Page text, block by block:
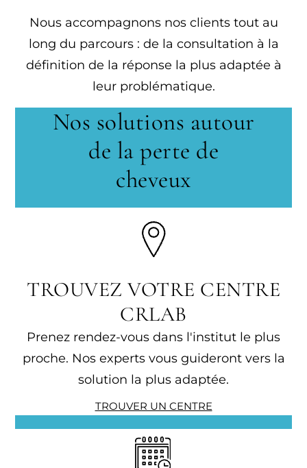
Nous accompagnons nos clients tout au
long du parcours : de la consultation à la
définition de la réponse la plus adaptée à
leur problématique.
Nos solutions autour
de la perte de
cheveux
TROUVEZ VOTRE CENTRE
CRLAB
Prenez rendez-vous dans l'institut le plus
proche. Nos experts vous guideront vers la
solution la plus adaptée.
TROUVER UN CENTRE